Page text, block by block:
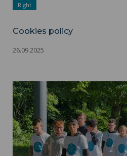
Right
Cookies policy
26.09.2025
IUT cordees_journee 23-05-25 - IUT